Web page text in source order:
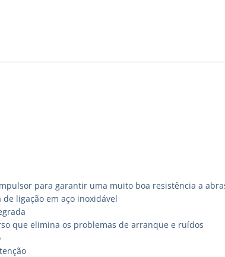
para garantir uma muito boa resistência a
ligação em aço inoxidável
que elimina os problemas de arranque e ruídos